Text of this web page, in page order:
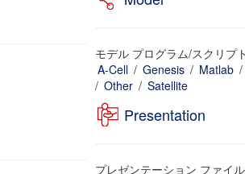
モデル プログラム/スクリプト
A-Cell / Genesis / Matlab /
/ Other / Satellite
Presentation
プレゼンテーション ファイル